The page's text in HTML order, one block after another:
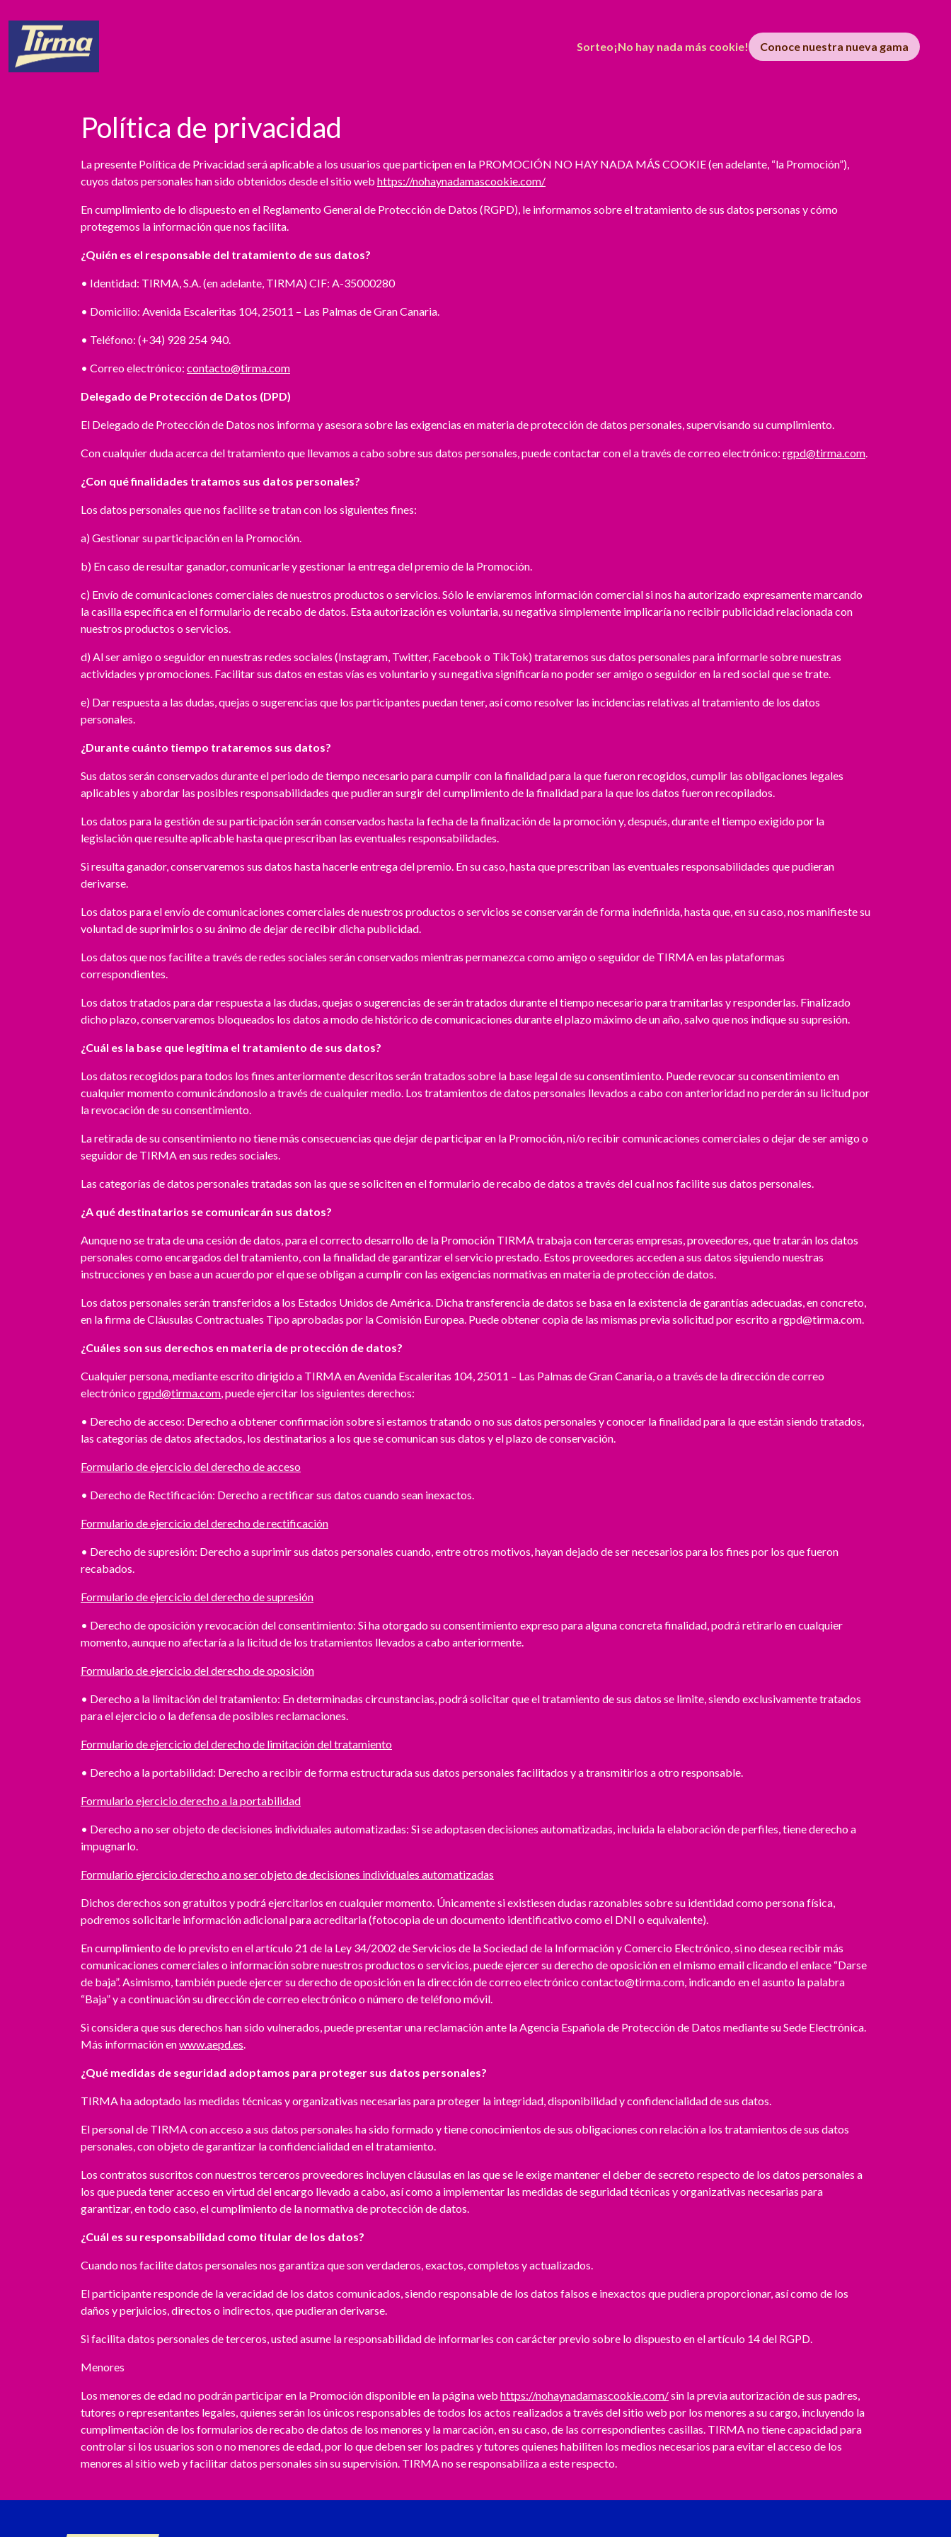
Sorteo¡No hay nada más cookie! Conoce nuestra nueva gama
Política de privacidad
La presente Política de Privacidad será aplicable a los usuarios que participen en la PROMOCIÓN NO HAY NADA MÁS COOKIE (en adelante, “la Promoción”),
cuyos datos personales han sido obtenidos desde el sitio web https://nohaynadamascookie.com/
En cumplimiento de lo dispuesto en el Reglamento General de Protección de Datos (RGPD), le informamos sobre el tratamiento de sus datos personas y cómo
protegemos la información que nos facilita.
¿Quién es el responsable del tratamiento de sus datos?
• Identidad: TIRMA, S.A. (en adelante, TIRMA) CIF: A-35000280
• Domicilio: Avenida Escaleritas 104, 25011 – Las Palmas de Gran Canaria.
• Teléfono: (+34) 928 254 940.
• Correo electrónico: contacto@tirma.com
Delegado de Protección de Datos (DPD)
El Delegado de Protección de Datos nos informa y asesora sobre las exigencias en materia de protección de datos personales, supervisando su cumplimiento.
Con cualquier duda acerca del tratamiento que llevamos a cabo sobre sus datos personales, puede contactar con el a través de correo electrónico: rgpd@tirma.com.
¿Con qué finalidades tratamos sus datos personales?
Los datos personales que nos facilite se tratan con los siguientes fines:
a) Gestionar su participación en la Promoción.
b) En caso de resultar ganador, comunicarle y gestionar la entrega del premio de la Promoción.
c) Envío de comunicaciones comerciales de nuestros productos o servicios. Sólo le enviaremos información comercial si nos ha autorizado expresamente marcando
la casilla específica en el formulario de recabo de datos. Esta autorización es voluntaria, su negativa simplemente implicaría no recibir publicidad relacionada con
nuestros productos o servicios.
d) Al ser amigo o seguidor en nuestras redes sociales (Instagram, Twitter, Facebook o TikTok) trataremos sus datos personales para informarle sobre nuestras
actividades y promociones. Facilitar sus datos en estas vías es voluntario y su negativa significaría no poder ser amigo o seguidor en la red social que se trate.
e) Dar respuesta a las dudas, quejas o sugerencias que los participantes puedan tener, así como resolver las incidencias relativas al tratamiento de los datos
personales.
¿Durante cuánto tiempo trataremos sus datos?
Sus datos serán conservados durante el periodo de tiempo necesario para cumplir con la finalidad para la que fueron recogidos, cumplir las obligaciones legales
aplicables y abordar las posibles responsabilidades que pudieran surgir del cumplimiento de la finalidad para la que los datos fueron recopilados.
Los datos para la gestión de su participación serán conservados hasta la fecha de la finalización de la promoción y, después, durante el tiempo exigido por la
legislación que resulte aplicable hasta que prescriban las eventuales responsabilidades.
Si resulta ganador, conservaremos sus datos hasta hacerle entrega del premio. En su caso, hasta que prescriban las eventuales responsabilidades que pudieran
derivarse.
Los datos para el envío de comunicaciones comerciales de nuestros productos o servicios se conservarán de forma indefinida, hasta que, en su caso, nos manifieste su
voluntad de suprimirlos o su ánimo de dejar de recibir dicha publicidad.
Los datos que nos facilite a través de redes sociales serán conservados mientras permanezca como amigo o seguidor de TIRMA en las plataformas
correspondientes.
Los datos tratados para dar respuesta a las dudas, quejas o sugerencias de serán tratados durante el tiempo necesario para tramitarlas y responderlas. Finalizado
dicho plazo, conservaremos bloqueados los datos a modo de histórico de comunicaciones durante el plazo máximo de un año, salvo que nos indique su supresión.
¿Cuál es la base que legitima el tratamiento de sus datos?
Los datos recogidos para todos los fines anteriormente descritos serán tratados sobre la base legal de su consentimiento. Puede revocar su consentimiento en
cualquier momento comunicándonoslo a través de cualquier medio. Los tratamientos de datos personales llevados a cabo con anterioridad no perderán su licitud por
la revocación de su consentimiento.
La retirada de su consentimiento no tiene más consecuencias que dejar de participar en la Promoción, ni/o recibir comunicaciones comerciales o dejar de ser amigo o
seguidor de TIRMA en sus redes sociales.
Las categorías de datos personales tratadas son las que se soliciten en el formulario de recabo de datos a través del cual nos facilite sus datos personales.
¿A qué destinatarios se comunicarán sus datos?
Aunque no se trata de una cesión de datos, para el correcto desarrollo de la Promoción TIRMA trabaja con terceras empresas, proveedores, que tratarán los datos
personales como encargados del tratamiento, con la finalidad de garantizar el servicio prestado. Estos proveedores acceden a sus datos siguiendo nuestras
instrucciones y en base a un acuerdo por el que se obligan a cumplir con las exigencias normativas en materia de protección de datos.
Los datos personales serán transferidos a los Estados Unidos de América. Dicha transferencia de datos se basa en la existencia de garantías adecuadas, en concreto,
en la firma de Cláusulas Contractuales Tipo aprobadas por la Comisión Europea. Puede obtener copia de las mismas previa solicitud por escrito argpd@tirma.com.
¿Cuáles son sus derechos en materia de protección de datos?
Cualquier persona, mediante escrito dirigido a TIRMA en Avenida Escaleritas 104, 25011 – Las Palmas de Gran Canaria, o a través de la dirección de correo
electrónicorgpd@tirma.com, puede ejercitar los siguientes derechos:
• Derecho de acceso: Derecho a obtener confirmación sobre si estamos tratando o no sus datos personales y conocer la finalidad para la que están siendo tratados,
las categorías de datos afectados, los destinatarios a los que se comunican sus datos y el plazo de conservación.
Formulario de ejercicio del derecho de acceso
• Derecho de Rectificación: Derecho a rectificar sus datos cuando sean inexactos.
Formulario de ejercicio del derecho de rectificación
• Derecho de supresión: Derecho a suprimir sus datos personales cuando, entre otros motivos, hayan dejado de ser necesarios para los fines por los que fueron
recabados.
Formulario de ejercicio del derecho de supresión
• Derecho de oposición y revocación del consentimiento: Si ha otorgado su consentimiento expreso para alguna concreta finalidad, podrá retirarlo en cualquier
momento, aunque no afectaría a la licitud de los tratamientos llevados a cabo anteriormente.
Formulario de ejercicio del derecho de oposición
• Derecho a la limitación del tratamiento: En determinadas circunstancias, podrá solicitar que el tratamiento de sus datos se limite, siendo exclusivamente tratados
para el ejercicio o la defensa de posibles reclamaciones.
Formulario de ejercicio del derecho de limitación del tratamiento
• Derecho a la portabilidad: Derecho a recibir de forma estructurada sus datos personales facilitados y a transmitirlos a otro responsable.
Formulario ejercicio derecho a la portabilidad
• Derecho a no ser objeto de decisiones individuales automatizadas: Si se adoptasen decisiones automatizadas, incluida la elaboración de perfiles, tiene derecho a
impugnarlo.
Formulario ejercicio derecho a no ser objeto de decisiones individuales automatizadas
Dichos derechos son gratuitos y podrá ejercitarlos en cualquier momento. Únicamente si existiesen dudas razonables sobre su identidad como persona física,
podremos solicitarle información adicional para acreditarla (fotocopia de un documento identificativo como el DNI o equivalente).
En cumplimiento de lo previsto en el artículo 21 de la Ley 34/2002 de Servicios de la Sociedad de la Información y Comercio Electrónico, si no desea recibir más
comunicaciones comerciales o información sobre nuestros productos o servicios, puede ejercer su derecho de oposición en el mismo email clicando el enlace “Darse
de baja”. Asimismo, también puede ejercer su derecho de oposición en la dirección de correo electrónicocontacto@tirma.com, indicando en el asunto la palabra
“Baja” y a continuación su dirección de correo electrónico o número de teléfono móvil.
Si considera que sus derechos han sido vulnerados, puede presentar una reclamación ante la Agencia Española de Protección de Datos mediante su Sede Electrónica.
Más información enwww.aepd.es.
¿Qué medidas de seguridad adoptamos para proteger sus datos personales?
TIRMA ha adoptado las medidas técnicas y organizativas necesarias para proteger la integridad, disponibilidad y confidencialidad de sus datos.
El personal de TIRMA con acceso a sus datos personales ha sido formado y tiene conocimientos de sus obligaciones con relación a los tratamientos de sus datos
personales, con objeto de garantizar la confidencialidad en el tratamiento.
Los contratos suscritos con nuestros terceros proveedores incluyen cláusulas en las que se le exige mantener el deber de secreto respecto de los datos personales a
los que pueda tener acceso en virtud del encargo llevado a cabo, así como a implementar las medidas de seguridad técnicas y organizativas necesarias para
garantizar, en todo caso, el cumplimiento de la normativa de protección de datos.
¿Cuál es su responsabilidad como titular de los datos?
Cuando nos facilite datos personales nos garantiza que son verdaderos, exactos, completos y actualizados.
El participante responde de la veracidad de los datos comunicados, siendo responsable de los datos falsos e inexactos que pudiera proporcionar, así como de los
daños y perjuicios, directos o indirectos, que pudieran derivarse.
Si facilita datos personales de terceros, usted asume la responsabilidad de informarles con carácter previo sobre lo dispuesto en el artículo 14 del RGPD.
Menores
Los menores de edad no podrán participar en la Promoción disponible en la página web https://nohaynadamascookie.com/sin la previa autorización de sus padres,
tutores o representantes legales, quienes serán los únicos responsables de todos los actos realizados a través del sitio web por los menores a su cargo, incluyendo la
cumplimentación de los formularios de recabo de datos de los menores y la marcación, en su caso, de las correspondientes casillas. TIRMA no tiene capacidad para
controlar si los usuarios son o no menores de edad, por lo que deben ser los padres y tutores quienes habiliten los medios necesarios para evitar el acceso de los
menores al sitio web y facilitar datos personales sin su supervisión. TIRMA no se responsabiliza a este respecto.